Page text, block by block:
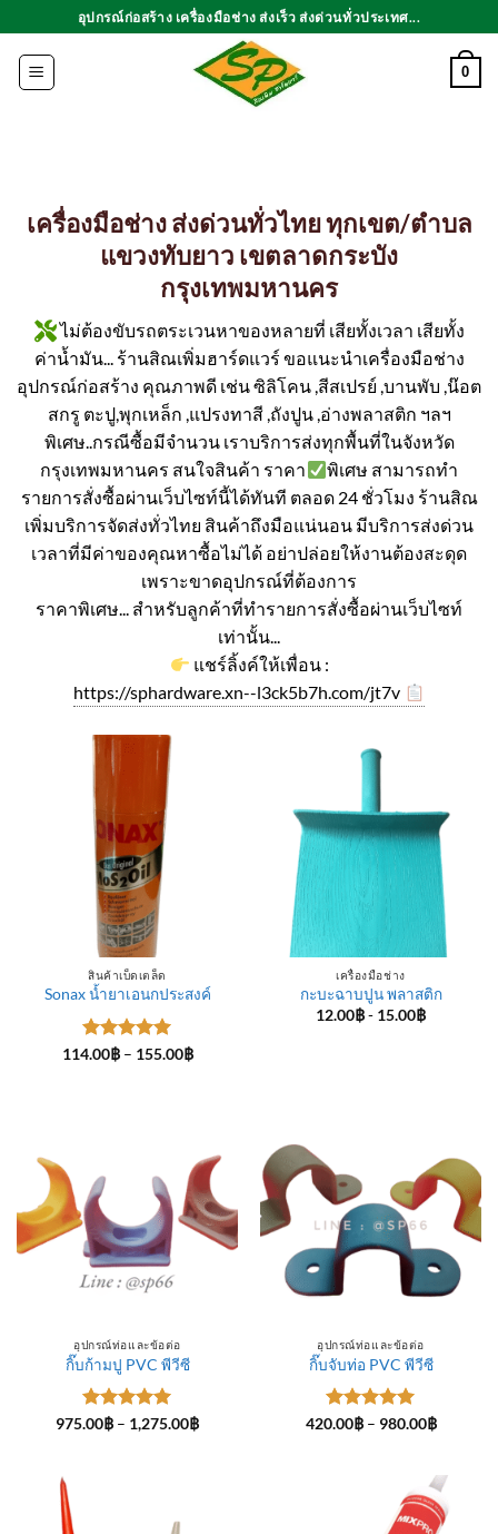
ไป
เนื้อหา
อุปกรณ์ก่อสร้าง เครื่องมือช่าง ส่งเร็ว ส่งด่วนทั่วประเทศ...
0
เครื่องมือช่าง ส่งด่วนทั่วไทย ทุกเขต/ตำบล
แขวงทับยาว เขตลาดกระบัง
กรุงเทพมหานคร
ไม่ต้องขับรถตระเวนหาของหลายที่ เสียทั้งเวลา เสียทั้ง
ค่าน้ำมัน... ร้านสิณเพิ่มฮาร์ดแวร์ ขอแนะนำเครื่องมือช่าง
อุปกรณ์ก่อสร้าง คุณภาพดี เช่น ซิลิโคน ,สีสเปรย์ ,บานพับ ,น๊อต
สกรู ตะปู,พุกเหล็ก ,แปรงทาสี ,ถังปูน ,อ่างพลาสติก ฯลฯ
พิเศษ..กรณีซื้อมีจำนวน เราบริการส่งทุกพื้นที่ในจังหวัด
กรุงเทพมหานคร สนใจสินค้า ราคา
พิเศษ สามารถทำ
รายการสั่งซื้อผ่านเว็บไซท์นี้ได้ทันที ตลอด 24 ชั่วโมง ร้านสิณ
เพิ่มบริการจัดส่งทั่วไทย สินค้าถึงมือแน่นอน มีบริการส่งด่วน
เวลาที่มีค่าของคุณหาซื้อไม่ได้ อย่าปล่อยให้งานต้องสะดุด
เพราะขาดอุปกรณ์ที่ต้องการ
ราคาพิเศษ... สำหรับลูกค้าที่ทำรายการสั่งซื้อผ่านเว็บไซท์
เท่านั้น...
แชร์ลิ้งค์ให้เพื่อน :
https://sphardware.xn--l3ck5b7h.com/jt7v
สินค้าเบ็ดเตล็ด
Sonax น้ำยาเอนกประสงค์
ให้คะแนน
114.00฿ – 155.00฿Price
เครื่องมือช่าง
กะบะฉาบปูน พลาสติก
12.00฿- 15.00฿
อุปกรณ์ท่อและข้อต่อ
กิ๊บก้ามปู PVC พีวีซี
ให้คะแนน
975.00฿ – 1,275.00฿Price
อุปกรณ์ท่อและข้อต่อ
กิ๊บจับท่อ PVC พีวีซี
ให้คะแนน
420.00฿ – 980.00฿Price
980.00฿